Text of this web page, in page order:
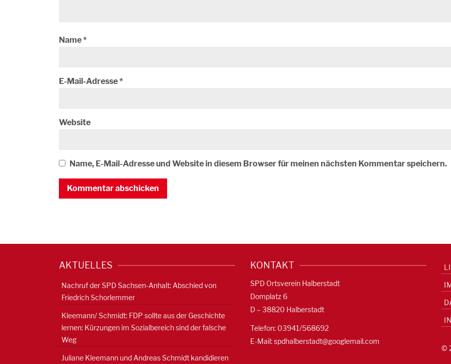
Name*
E-Mail-Adresse*
Website
Name, E-Mail-Adresse und Website in diesem Browser für meinen nächsten Kommentar speichern.
AKTUELLES
Nachruf der SPD Sachsen-Anhalt: Abschied von
Friedrich Schorlemmer
Kleemann/ Schmidt: FDP sollte aus der Geschichte
lernen: Kürzungen im Sozialbereich sind der falsche
Weg
Juliane Kleemann und Andreas Schmidt kandidieren
KONTAKT
SPD Ortsverein Halberstadt
Domplatz 6
D – 38820 Halberstadt
Telefon: 03941/568692
E-Mail:spdhalberstadt@googlemail.com
©